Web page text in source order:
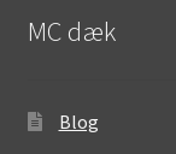
MC dæk
Blog